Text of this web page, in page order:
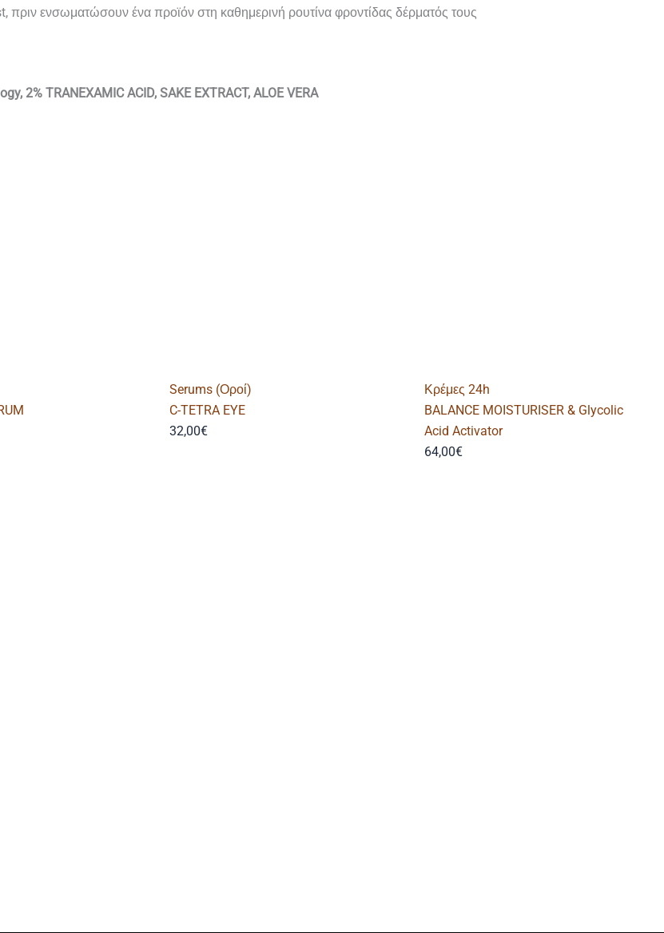
ενσωματώσουν ένα προϊόν στη καθημερινή ρουτίνα φροντίδας δέρματός τους
2% TRANEXAMIC ACID, SAKE EXTRACT, ALOE VERA
Serums (Οροί)
C-TETRA EYE
32,00€
Κρέμες 24h
BALANCE MOISTURISER & Glycolic
Acid Activator
64,00€